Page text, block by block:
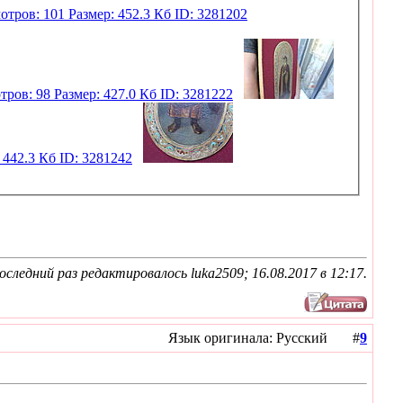
раз редактировалось luka2509; 16.08.2017 в 12:17.
Язык оригинала: Русский #9